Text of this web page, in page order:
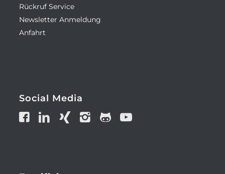
Rückruf Service
Newsletter Anmeldung
Anfahrt
Social Media